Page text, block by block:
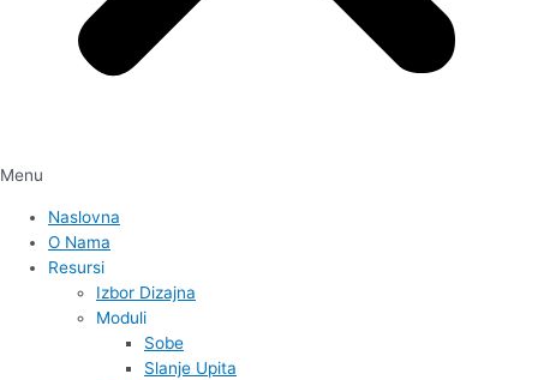
Menu
Naslovna
O Nama
Resursi
Izbor Dizajna
Moduli
Sobe
Slanje Upita